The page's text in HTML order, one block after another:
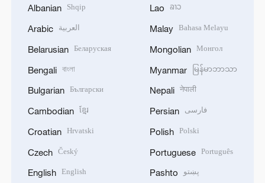
Albanian Shqip
Arabic العربية
Belarusian Беларуская
Bengali বাংলা
Bulgarian Български
Cambodian ខ្មែរ
Croatian Hrvatski
Czech Český
English English
Lao ລາວ
Malay Bahasa Melayu
Mongolian Монгол
Myanmar မြန်မာဘာသာ
Nepali नेपाली
Persian فارسی
Polish Polski
Portuguese Português
Pashto پښتو